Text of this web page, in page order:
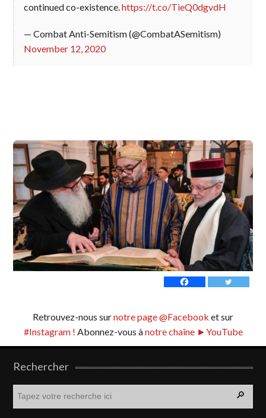
continued co-existence.https://t.co/TieQ0dgvdH
— Combat Anti-Semitism (@CombatASemitism)
November 12, 2020
Retrouvez-nous surnotre page @Facebook et sur
#Instagram ! Abonnez-vous ànotre chaîne ►YouTube
Rechercher